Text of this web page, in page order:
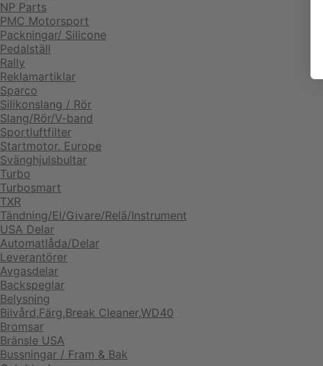
NP Parts
PMC Motorsport
Packningar/ Silicone
Pedalställ
Rally
Reklamartiklar
Sparco
Silikonslang / Rör
Slang/Rör/V-band
Sportluftfilter
Startmotor. Europe
Svänghjulsbultar
Turbo
Turbosmart
TXR
Tändning/El/Givare/Relä/Instrument
USA Delar
Automatlåda/Delar
Leverantörer
Avgasdelar
Backspeglar
Belysning
Bilvård,Färg,Break Cleaner,WD40
Bromsar
Bränsle USA
Bussningar / Fram & Bak